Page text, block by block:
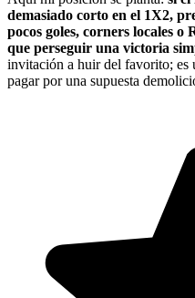
demasiado corto en el 1X2,
pocos goles, corners locales o
que perseguir una victoria
invitación a huir del favorito; es
pagar por una supuesta